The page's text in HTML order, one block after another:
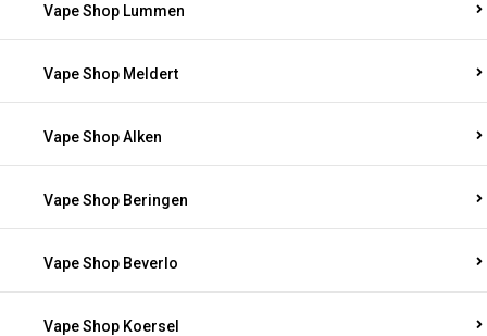
Vape Shop Lummen
Vape Shop Meldert
Vape Shop Alken
Vape Shop Beringen
Vape Shop Beverlo
Vape Shop Koersel